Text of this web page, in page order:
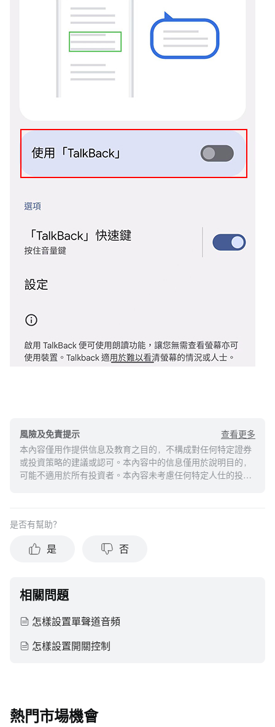
風險及免責提示
查看更多
本內容僅用作提供信息及教育之目的，不構成對任何特定證券
或投資策略的建議或認可。本內容中的信息僅用於說明目的，
可能不適用於所有投資者。本內容未考慮任何特定人仕的投資
結果。投資涉及風險和損失本金的可能性。moomoo對上述內
任何陳述或保證。
是否有幫助？
是 否
相關問題
怎樣設置單聲道音頻
怎樣設置開關控制
熱門市場機會